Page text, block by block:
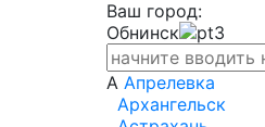
Ваш город:
Обнинск
А Апрелевка
Архангельск